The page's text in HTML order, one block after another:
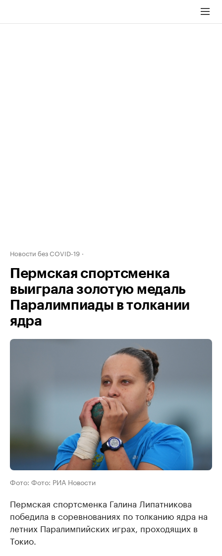
Новости без COVID-19
Пермская спортсменка
выиграла золотую медаль
Паралимпиады в толкании
ядра
Фото: Фото: РИА Новости
Пермская спортсменка Галина Липатникова
победила в соревнованиях по толканию ядра на
летних Паралимпийских играх, проходящих в
Токио.